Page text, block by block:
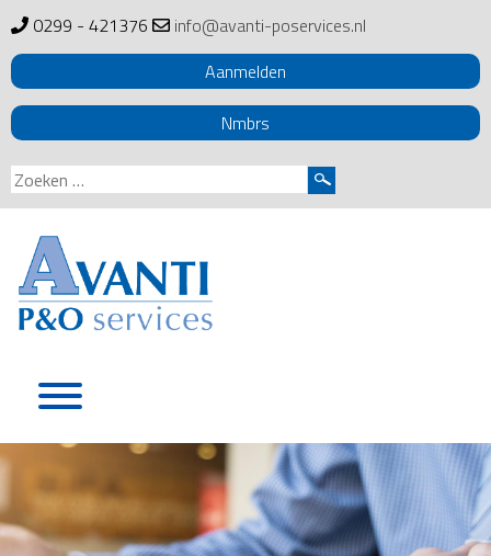
0299 - 421376
info@avanti-poservices.nl
Aanmelden
Nmbrs
Zoeken
naar: